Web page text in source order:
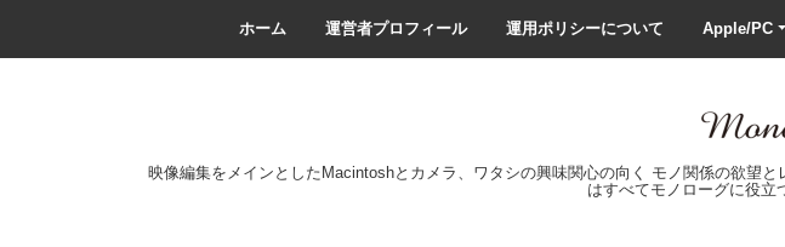
ホーム 運営者プロフィール 運用ポリシーについて Apple/PC
映像編集をメインとしたMacintoshとカメラ、ワタシの興味関心の向く モノ関係の欲
はすべてモノローグに役立